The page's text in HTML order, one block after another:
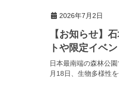
2026年7月2日
【お知らせ】
トや限定イベ
日本最南端の森林公
月18日、生物多様性